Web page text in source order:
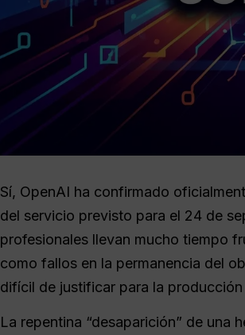
Sí, OpenAI ha confirmado
del servicio previsto para el 24 de
profesionales llevan mucho tiempo
como fallos en la permanencia del
difícil de justificar para la
La repentina “desaparición” de una